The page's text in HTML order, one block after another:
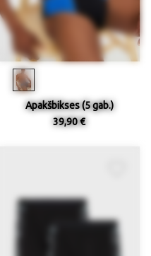
Apakšbikses (5 gab.)
39,90 €